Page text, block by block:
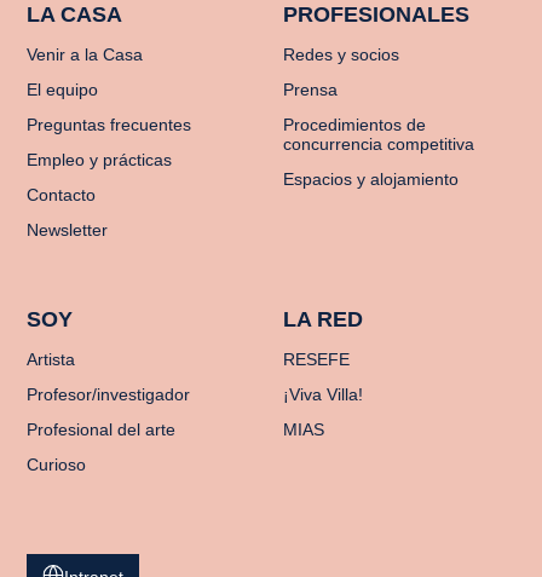
LA CASA
Venir a la Casa
El equipo
Preguntas frecuentes
Empleo y prácticas
Contacto
Newsletter
PROFESIONALES
Redes y socios
Prensa
Procedimientos de
concurrencia competitiva
Espacios y alojamiento
SOY
Artista
Profesor/investigador
Profesional del arte
Curioso
LA RED
RESEFE
¡Viva Villa!
MIAS